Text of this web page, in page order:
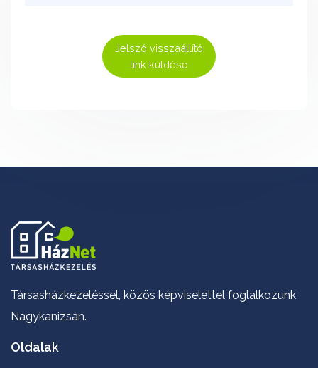
Jelszó visszaállító
link küldése
Társasházkezeléssel, közös képviselettel foglalkozunk
Nagykanizsán.
Oldalak